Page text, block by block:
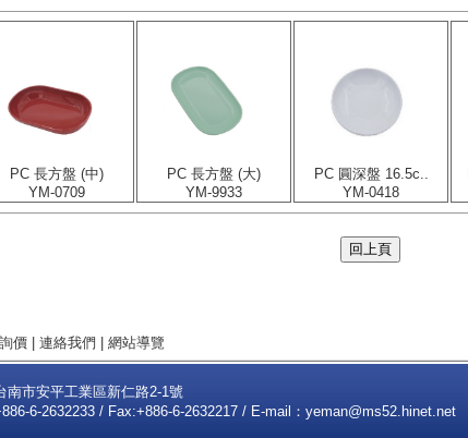
PC 長方盤 (中)
YM-0709
PC 長方盤 (大)
YM-9933
PC 圓深盤 16.5c..
YM-0418
價 | 連絡我們 | 網站導覽
南市安平工業區新仁路2-1號
6-2632233 / Fax:+886-6-2632217 / E-mail： yeman@ms52.hinet.net